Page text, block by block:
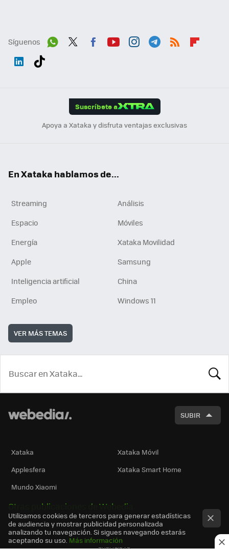
Síguenos
Suscríbete a
Apoya a Xataka y disfruta ventajas exclusivas
En Xataka hablamos de...
Streaming
Análisis
Espacio
Móviles
Energía
Xataka Movilidad
Apple
Samsung
Inteligencia artificial
China
Empleo
Windows 11
VER MÁS TEMAS
SUBIR
Xataka
Xataka Móvil
Applesfera
Xataka Smart Home
Mundo Xiaomi
Otras publicaciones de Webedia
Utilizamos cookies de terceros para generar estadísticas
de audiencia y mostrar publicidad personalizada
analizando tu navegación. Si sigues navegando estarás
aceptando su uso. Más información